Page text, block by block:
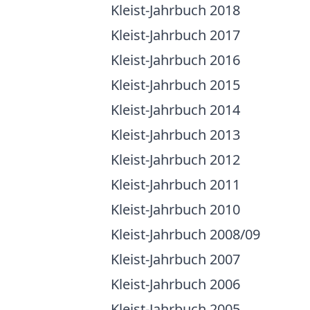
Kleist-Jahrbuch 2018
Kleist-Jahrbuch 2017
Kleist-Jahrbuch 2016
Kleist-Jahrbuch 2015
Kleist-Jahrbuch 2014
Kleist-Jahrbuch 2013
Kleist-Jahrbuch 2012
Kleist-Jahrbuch 2011
Kleist-Jahrbuch 2010
Kleist-Jahrbuch 2008/09
Kleist-Jahrbuch 2007
Kleist-Jahrbuch 2006